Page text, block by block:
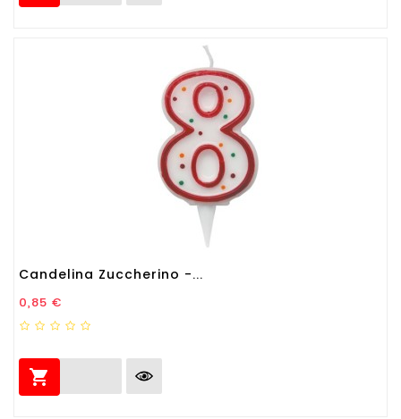
Candelina Zuccherino -...
Prezzo
0,85 €
